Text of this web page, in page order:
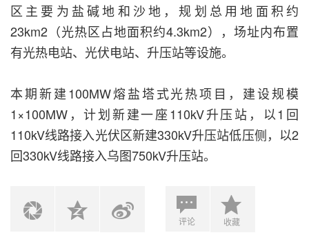
区主要为盐碱地和沙地，规划总用地面积约
23km2（光热区占地面积约4.3km2），场址内布置
有光热电站、光伏电站、升压站等设施。
本期新建100MW熔盐塔式光热项目，建设规模
1×100MW，计划新建一座110kV升压站，以1回
110kV线路接入光伏区新建330kV升压站低压侧，以2
回330kV线路接入乌图750kV升压站。
评论 收藏